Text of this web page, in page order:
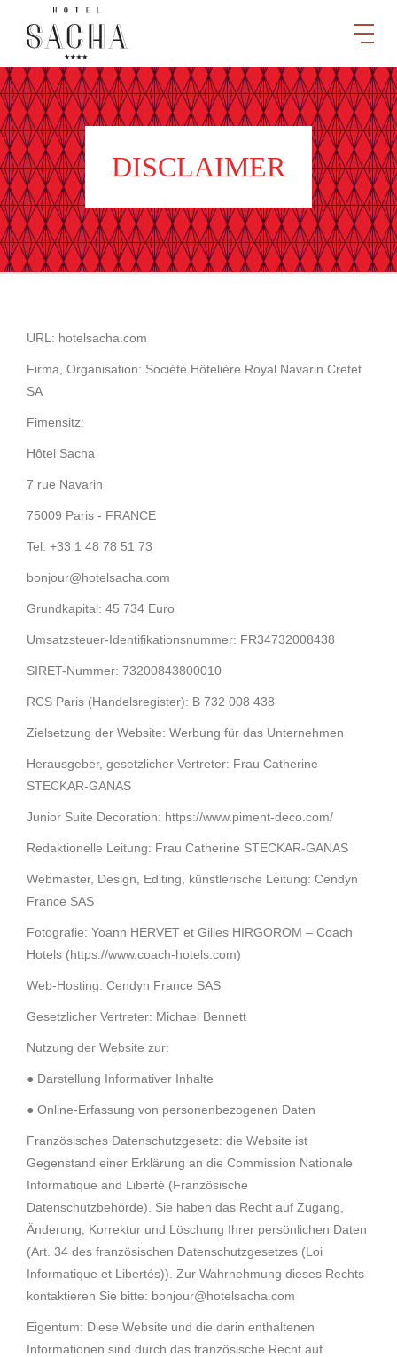
DISCLAIMER
URL: hotelsacha.com
Firma, Organisation: Société Hôtelière Royal Navarin Cretet
SA
Fimensitz:
Hôtel Sacha
7 rue Navarin
75009 Paris - FRANCE
Tel: +33 1 48 78 51 73
bonjour@hotelsacha.com
Grundkapital: 45 734 Euro
Umsatzsteuer-Identifikationsnummer: FR34732008438
SIRET-Nummer: 73200843800010
RCS Paris (Handelsregister): B 732 008 438
Zielsetzung der Website: Werbung für das Unternehmen
Herausgeber, gesetzlicher Vertreter: Frau Catherine
STECKAR-GANAS
Junior Suite Decoration: https://www.piment-deco.com/
Redaktionelle Leitung: Frau Catherine STECKAR-GANAS
Webmaster, Design, Editing, künstlerische Leitung: Cendyn
France SAS
Fotografie: Yoann HERVET et Gilles HIRGOROM – Coach
Hotels (https://www.coach-hotels.com)
Web-Hosting: Cendyn France SAS
Gesetzlicher Vertreter: Michael Bennett
Nutzung der Website zur:
● Darstellung Informativer Inhalte
● Online-Erfassung von personenbezogenen Daten
Französisches Datenschutzgesetz: die Website ist
Gegenstand einer Erklärung an die Commission Nationale
Informatique and Liberté (Französische
Datenschutzbehörde). Sie haben das Recht auf Zugang,
Änderung, Korrektur und Löschung Ihrer persönlichen Daten
(Art. 34 des französischen Datenschutzgesetzes (Loi
Informatique et Libertés)). Zur Wahrnehmung dieses Rechts
kontaktieren Sie bitte: bonjour@hotelsacha.com
Eigentum: Diese Website und die darin enthaltenen
Informationen sind durch das französische Recht auf